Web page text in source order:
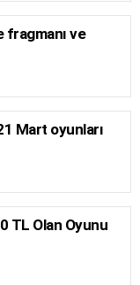
fragmanı ve
Mart oyunları
TL Olan Oyunu